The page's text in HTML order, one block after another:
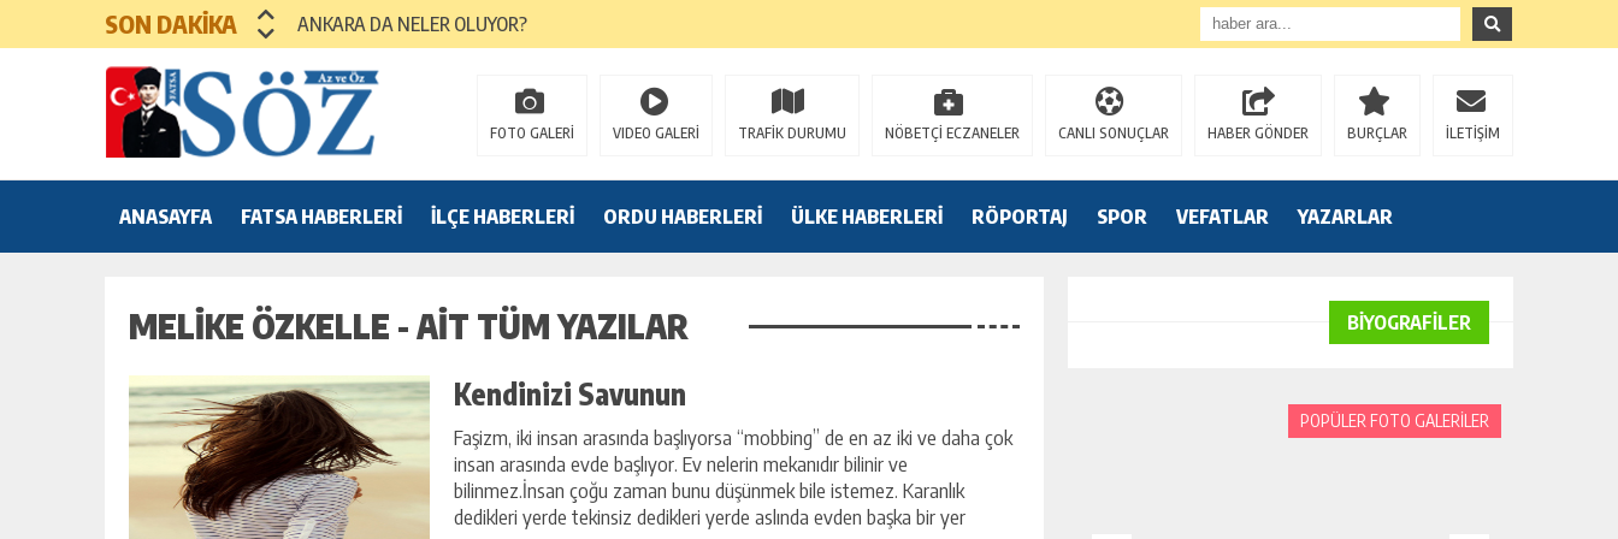
SON DAKİKA HABİL YA DA KABİL OLMAK
MEZUNİYET TÖRENLERİ
FOTO GALERİ VIDEO GALERİ TRAFİK DURUMU NÖBETÇİ ECZANELER CANLI SONUÇLAR HABER GÖNDER BURÇLAR İLETİŞİM
ANASAYFA FATSA HABERLERİ İLÇE HABERLERİ ORDU HABERLERİ ÜLKE HABERLERİ RÖPORTAJ SPOR VEFATLAR YAZARLAR
MELIKE ÖZKELLE - AİT TÜM YAZILAR
Kendinizi Savunun
Faşizm, iki insan arasında başlıyorsa “mobbing” de en az iki ve daha çok
insan arasında evde başlıyor. Ev nelerin mekanıdır bilinir ve
bilinmez.İnsan çoğu zaman bunu düşünmek bile istemez. Karanlık
dedikleri yerde tekinsiz dedikleri yerde aslında evden başka bir yer
BİYOGRAFİLER
POPÜLER FOTO GALERİLER